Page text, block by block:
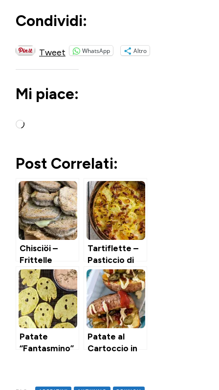
Condividi:
Tweet WhatsApp Altro
Mi piace:
Caricamento
Post Correlati:
Chisciöi –
Frittelle
Valtellinesi
con Grano
Saraceno &
Formaggio
Tartiflette –
Pasticcio di
Patate
dell’Alta
Savoia
Patate
“Fantasmino”
Patate al
Cartoccio in